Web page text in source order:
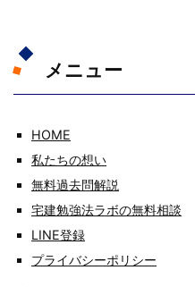
メニュー
HOME
私たちの想い
無料過去問解説
宅建勉強法ラボの無料相談
LINE登録
プライバシーポリシー